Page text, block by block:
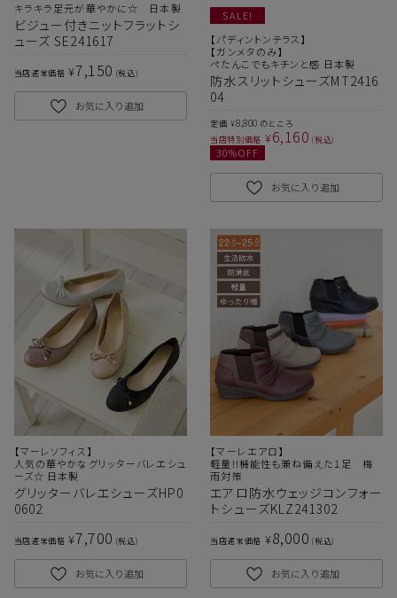
キラキラ足元が華やかに☆ 日本製
ビジュー付きニットフラットシ
ューズ SE241617
当店通常価格 ¥7,150 税込
お気に入り追加
SALE!
【パディントンテラス】
【ガンメタのみ】
ぺたんこでもキチンと感 日本製
防水スリットシューズMT2416
04
定価 ¥8,800 のところ
当店特別価格 ¥6,160 税込
30%OFF
お気に入り追加
【マーレソフィス】
人気の華やかなグリッターバレエシュ
ーズ☆ 日本製
グリッターバレエシューズHP0
0602
当店通常価格 ¥7,700 税込
お気に入り追加
【マーレエアロ】
軽量!!機能性も兼ね備えた１足 梅
雨対策
エアロ防水ウェッジコンフォー
トシューズKLZ241302
当店通常価格 ¥8,000 税込
お気に入り追加